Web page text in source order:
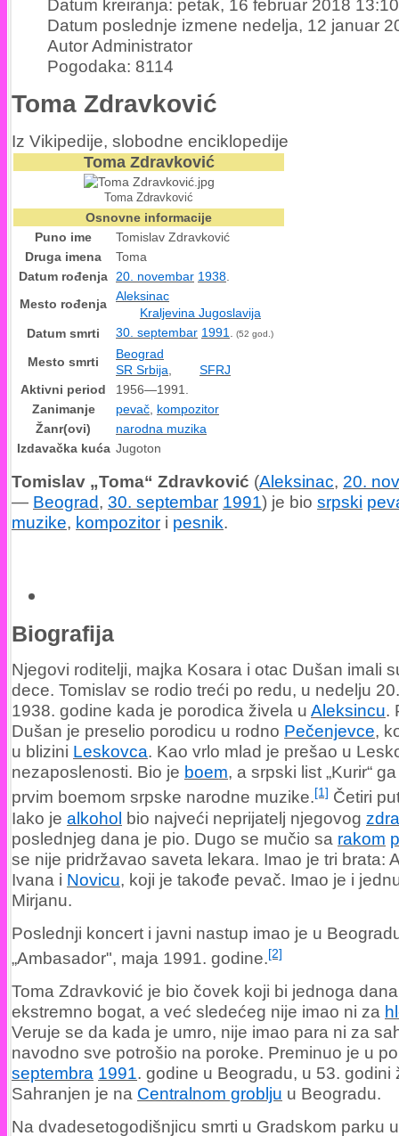
Datum kreiranja: petak, 16 februar 2018 13:10
Datum poslednje izmene nedelja, 12 januar
Autor Administrator
Pogodaka: 8114
Toma Zdravković
Iz Vikipedije, slobodne enciklopedije
Toma Zdravković
Toma Zdravković
Osnovne informacije
Puno ime
Tomislav Zdravković
Druga imena
Toma
Datum rođenja
20. novembar 1938
Mesto rođenja
Aleksinac
Kraljevina Jugoslavija
Datum smrti
30. septembar 1991 (52 god.)
Mesto smrti
Beograd
SR Srbija
SFRJ
Aktivni period
1956—1991.
Zanimanje
pevač kompozitor
Žanr(ovi)
narodna muzika
Izdavačka kuća Jugoton
Tomislav „Toma“ Zdravković (Aleksinac, 20.
— Beograd, 30. septembar 1991) je bio srpski
muzike, kompozitor i pesnik.
Biografija
Njegovi roditelji, majka Kosara i otac Dušan imali
dece. Tomislav se rodio treći po redu, u nedelju
1938. godine kada je porodica živela u Aleksincu.
Dušan je preselio porodicu u rodno Pečenjevce,
u blizini Leskovca. Kao vrlo mlad je prešao u
nezaposlenosti. Bio je boem, a srpski list „Kurir“
prvim boemom srpske narodne muzike.[1] Četiri
Iako je alkohol bio najveći neprijatelj njegovog
poslednjeg dana je pio. Dugo se mučio sa rakom
se nije pridržavao saveta lekara. Imao je tri brata:
Ivana i Novicu, koji je takođe pevač. Imao je i
Mirjanu.
Poslednji koncert i javni nastup imao je u
„Ambasador", maja 1991. godine.[2]
Toma Zdravković je bio čovek koji bi jednoga
ekstremno bogat, a već sledećeg nije imao ni za
Veruje se da kada je umro, nije imao para ni za
navodno sve potrošio na poroke. Preminuo je u
septembra 1991. godine u Beogradu, u 53. godini
Sahranjen je na Centralnom groblju u Beogradu.
Na dvadesetogodišnjicu smrti u Gradskom parku